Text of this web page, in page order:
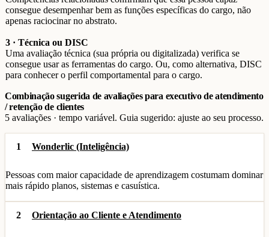
consegue desempenhar bem as funções específicas do cargo, não
apenas raciocinar no abstrato.
3 · Técnica ou DISC
Uma avaliação técnica (sua própria ou digitalizada) verifica se
consegue usar as ferramentas do cargo. Ou, como alternativa, DISC
para conhecer o perfil comportamental para o cargo.
Combinação sugerida de avaliações para executivo de atendimento
/ retenção de clientes
5 avaliações · tempo variável. Guia sugerido: ajuste ao seu processo.
1 Wonderlic (Inteligência)
Pessoas com maior capacidade de aprendizagem costumam dominar
mais rápido planos, sistemas e casuística.
2 Orientação ao Cliente e Atendimento